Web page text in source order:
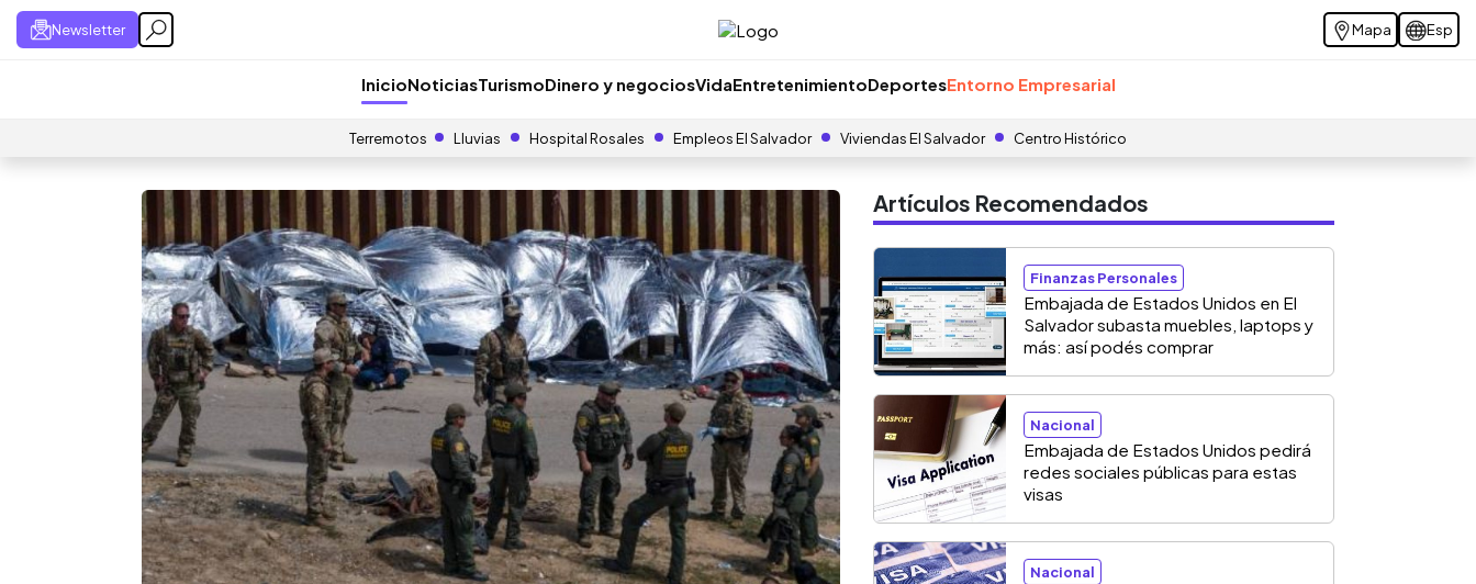
Newsletter Mapa Esp
InicioNoticiasTurismoDinero y negociosVidaEntretenimientoDeportesEntorno Empresarial
Terremotos Lluvias Hospital Rosales Empleos El Salvador Viviendas El Salvador Centro Histórico
Artículos Recomendados
Finanzas Personales
Embajada de Estados Unidos en El
Salvador subasta muebles, laptops y
más: así podés comprar
Nacional
Embajada de Estados Unidos pedirá
redes sociales públicas para estas
visas
Nacional